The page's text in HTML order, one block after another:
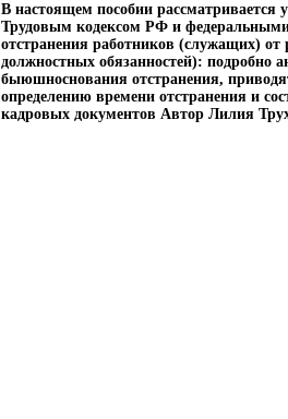
В настоящем пособии рассматривается
Трудовым кодексом РФ и
отстранения работников (служащих) от
должностных обязанностей): подробно
быюшноснования отстранения,
определению времени отстранения и
кадровых документов Автор Лилия